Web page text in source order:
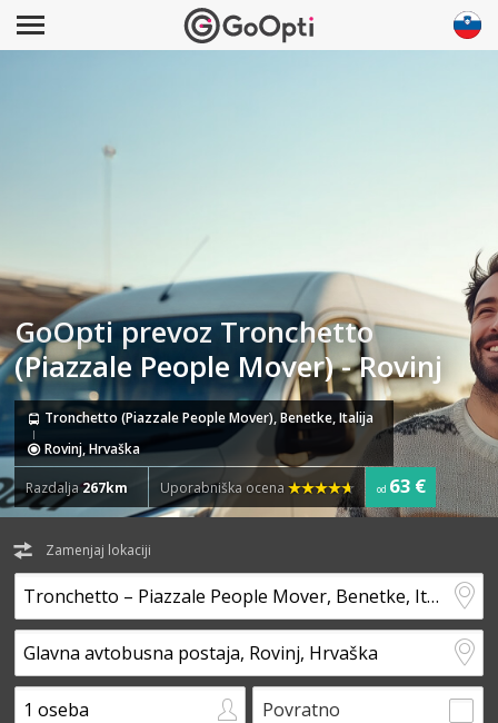
GoOpti prevoz Tronchetto
(Piazzale People Mover) - Rovinj
Tronchetto (Piazzale People Mover), Benetke, Italija
Rovinj, Hrvaška
Razdalja267km Uporabniška ocena od 63 €
Zamenjaj lokaciji
Povratno